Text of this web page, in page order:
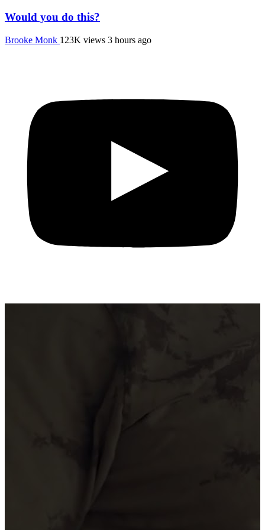
Would you do this?
Brooke Monk 123K views 3 hours ago